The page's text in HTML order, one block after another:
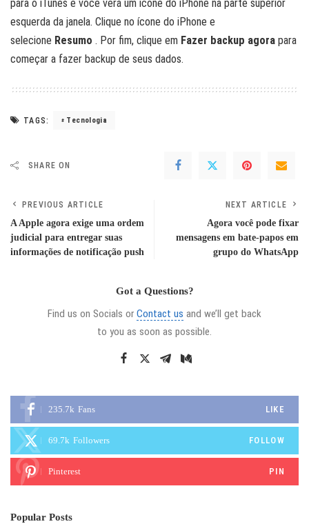
para o iTunes e você verá um ícone do iPhone na parte superior
esquerda da janela. Clique no ícone do iPhone e
selecione Resumo . Por fim, clique em Fazer backup agora para
começar a fazer backup de seus dados.
TAGS: Tecnologia
SHARE ON
PREVIOUS ARTICLE
A Apple agora exige uma ordem
judicial para entregar suas
informações de notificação push
NEXT ARTICLE
Agora você pode fixar
mensagens em bate-papos em
grupo do WhatsApp
Got a Questions?
Find us on Socials or Contact us and we’ll get back
to you as soon as possible.
235.7k Fans LIKE
69.7k Followers FOLLOW
Pinterest PIN
Popular Posts